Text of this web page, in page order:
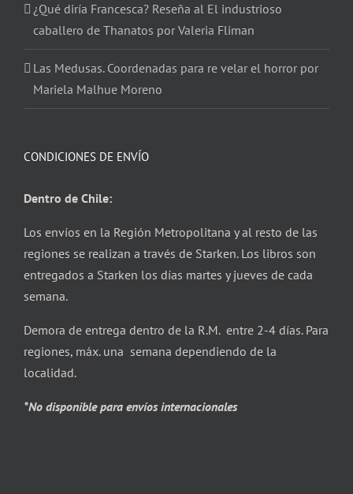
¿Qué diría Francesca? Reseña al El industrioso
caballero de Thanatos por Valeria Fliman
Las Medusas. Coordenadas para re velar el horror por
Mariela Malhue Moreno
CONDICIONES DE ENVÍO
Dentro de Chile:
Los envíos en la Región Metropolitana y al resto de las
regiones se realizan a través de Starken. Los libros son
entregados a Starken los días martes y jueves de cada
semana.
Demora de entrega dentro de la R.M. entre 2-4 días. Para
regiones, máx. una semana dependiendo de la
localidad.
*No disponible para envíos internacionales